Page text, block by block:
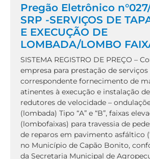
Pregão Eletrônico
SRP -SERVIÇOS DE
E EXECUÇÃO DE
LOMBADA/LOMBO
SISTEMA REGISTRO DE PREÇO –
empresa para prestação de
correspondente fornecimento de
atinentes à execução e instalação
redutores de velocidade –
(lombada) Tipo “A” e “B”, faixas
(lombofaixas) para travessia de
de reparos em pavimento asfáltico
no Município de Capão Bonito,
da Secretaria Municipal de